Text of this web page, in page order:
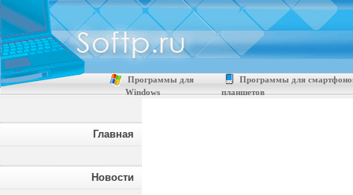
Программы для
Windows
Программы для
планшетов
Главная
Новости